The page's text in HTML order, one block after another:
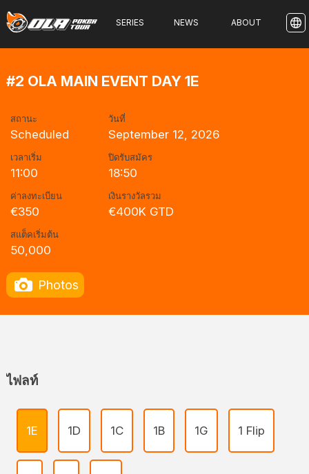
SERIES NEWS ABOUT
#2 OLA MAIN EVENT DAY 1E
สถานะ
Scheduled
วันที่
September 12, 2026
เวลาเริ่ม
11:00
ปิดรับสมัคร
18:50
ค่าลงทะเบียน
€350
เงินรางวัลรวม
€400K GTD
สแต็คเริ่มต้น
50,000
Photos
ไฟลท์
1E 1D 1C 1B 1G 1 Flip